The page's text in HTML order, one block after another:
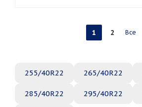
1 2 Все
255/40R22 265/40R22
285/40R22 295/40R22